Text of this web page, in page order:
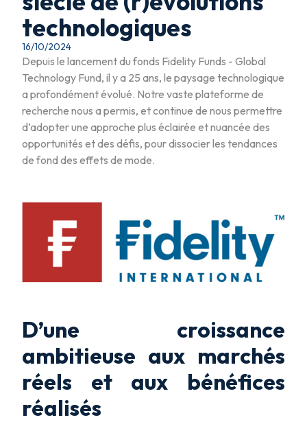
technologiques
16/10/2024
Depuis le lancement du fonds Fidelity Funds - Global
Technology Fund, il y a 25 ans, le paysage technologique
a profondément évolué. Notre vaste plateforme de
recherche nous a permis, et continue de nous permettre
d’adopter une approche plus éclairée et nuancée des
opportunités et des défis, pour dissocier les tendances
de fond des effets de mode.
D’une croissance
ambitieuse aux marchés
réels et aux bénéfices
réalisés